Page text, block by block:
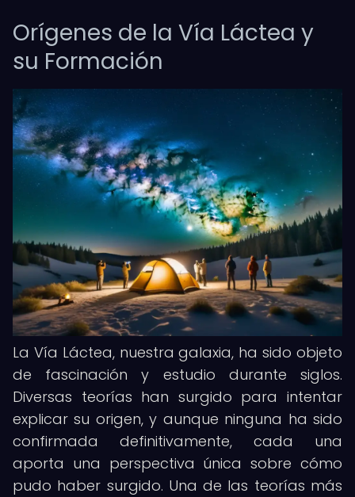
Orígenes de la Vía Láctea y
su Formación
La Vía Láctea, nuestra galaxia, ha sido objeto
de fascinación y estudio durante siglos.
Diversas teorías han surgido para intentar
explicar su origen, y aunque ninguna ha sido
confirmada definitivamente, cada una
aporta una perspectiva única sobre cómo
pudo haber surgido. Una de las teorías más